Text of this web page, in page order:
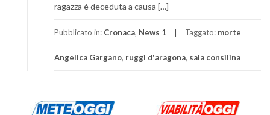
ragazza è deceduta a causa […]
Pubblicato in: Cronaca, News 1 Taggato: morte
Angelica Gargano, ruggi d'aragona, sala consilina